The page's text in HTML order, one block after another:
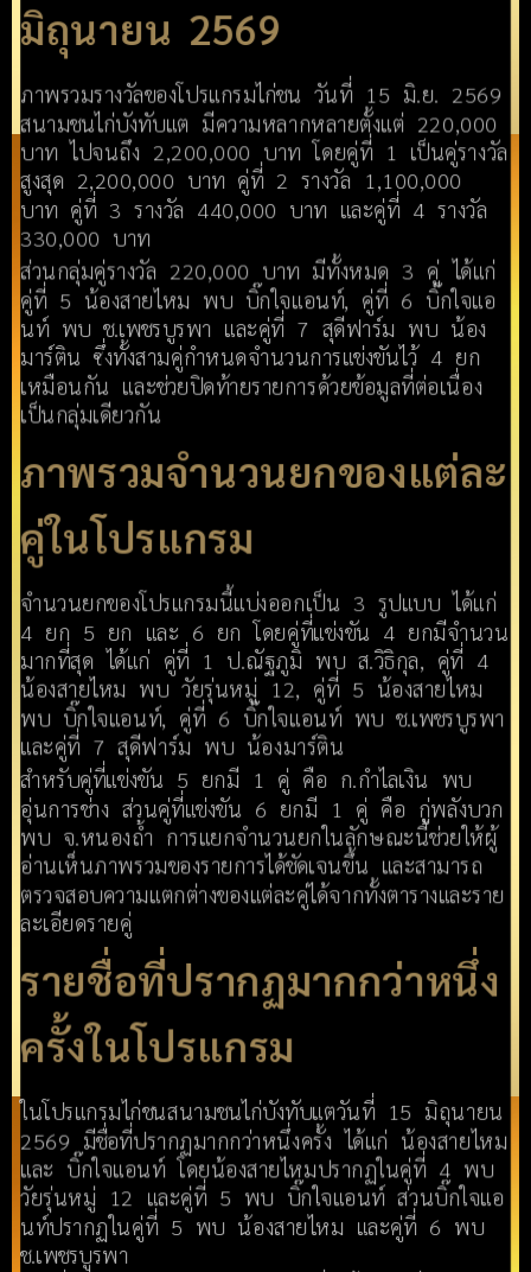
มิถุนายน 2569
ภาพรวมรางวัลของโปรแกรมไก่ชน วันที่ 15 มิ.ย. 2569
สนามชนไก่บังทับแต มีความหลากหลายตั้งแต่ 220,000
บาท ไปจนถึง 2,200,000 บาท โดยคู่ที่ 1 เป็นคู่รางวัล
สูงสุด 2,200,000 บาท คู่ที่ 2 รางวัล 1,100,000
บาท คู่ที่ 3 รางวัล 440,000 บาท และคู่ที่ 4 รางวัล
330,000 บาท
ส่วนกลุ่มคู่รางวัล 220,000 บาท มีทั้งหมด 3 คู่ ได้แก่
คู่ที่ 5 น้องสายไหม พบ บิ๊กใจแอนท์, คู่ที่ 6 บิ๊กใจแอ
นท์ พบ ช.เพชรบูรพา และคู่ที่ 7 สุดีฟาร์ม พบ น้อง
มาร์ติน ซึ่งทั้งสามคู่กำหนดจำนวนการแข่งขันไว้ 4 ยก
เหมือนกัน และช่วยปิดท้ายรายการด้วยข้อมูลที่ต่อเนื่อง
เป็นกลุ่มเดียวกัน
ภาพรวมจำนวนยกของแต่ละ
คู่ในโปรแกรม
จำนวนยกของโปรแกรมนี้แบ่งออกเป็น 3 รูปแบบ ได้แก่
4 ยก 5 ยก และ 6 ยก โดยคู่ที่แข่งขัน 4 ยกมีจำนวน
มากที่สุด ได้แก่ คู่ที่ 1 ป.ณัฐภูมิ พบ ส.วิธิกุล, คู่ที่ 4
น้องสายไหม พบ วัยรุ่นหมู่ 12, คู่ที่ 5 น้องสายไหม
พบ บิ๊กใจแอนท์, คู่ที่ 6 บิ๊กใจแอนท์ พบ ช.เพชรบูรพา
และคู่ที่ 7 สุดีฟาร์ม พบ น้องมาร์ติน
สำหรับคู่ที่แข่งขัน 5 ยกมี 1 คู่ คือ ก.กำไลเงิน พบ
อุ่นการช่าง ส่วนคู่ที่แข่งขัน 6 ยกมี 1 คู่ คือ กู่พลังบวก
พบ จ.หนองถ้ำ การแยกจำนวนยกในลักษณะนี้ช่วยให้ผู้
อ่านเห็นภาพรวมของรายการได้ชัดเจนขึ้น และสามารถ
ตรวจสอบความแตกต่างของแต่ละคู่ได้จากทั้งตารางและราย
ละเอียดรายคู่
รายชื่อที่ปรากฏมากกว่าหนึ่ง
ครั้งในโปรแกรม
ในโปรแกรมไก่ชนสนามชนไก่บังทับแตวันที่ 15 มิถุนายน
2569 มีชื่อที่ปรากฏมากกว่าหนึ่งครั้ง ได้แก่ น้องสายไหม
และ บิ๊กใจแอนท์ โดยน้องสายไหมปรากฏในคู่ที่ 4 พบ
วัยรุ่นหมู่ 12 และคู่ที่ 5 พบ บิ๊กใจแอนท์ ส่วนบิ๊กใจแอ
นท์ปรากฏในคู่ที่ 5 พบ น้องสายไหม และคู่ที่ 6 พบ
ช.เพชรบูรพา